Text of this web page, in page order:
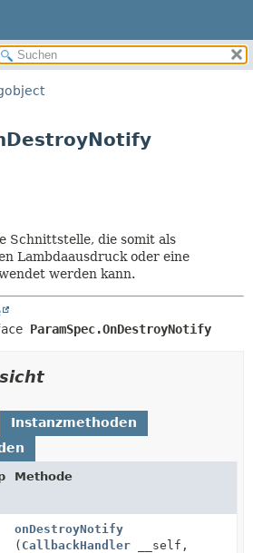
KONSTRUKTOR
METHODE
Schnittstelle, die somit als
Lambdaausdruck oder eine
werden kann.
ParamSpec.OnDestroyNotify
Instanzmethoden
Methode
onDestroyNotify
( CallbackHandler __self,